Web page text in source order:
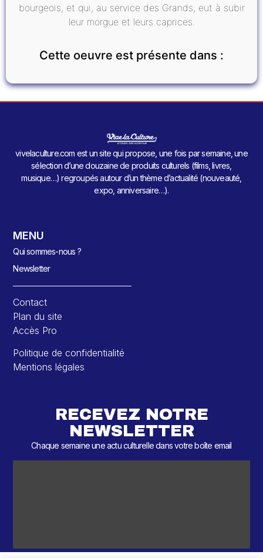
bourgeois, et qui, au service des Grands, eut à subir
leur morgue et leurs caprices.
Cette oeuvre est présente dans :
vivelaculture.com est un site qui propose, une fois par semaine, une
sélection d’une douzaine de produits culturels (films, livres,
musique…) regroupés autour d’un thème d’actualité (nouveauté,
expo, anniversaire…).
MENU
Qui sommes-nous ?
Newsletter
Contact
Plan du site
Accès Pro
Politique de confidentialité
Mentions légales
RECEVEZ NOTRE
NEWSLETTER
Chaque semaine une actu culturelle dans votre boîte email